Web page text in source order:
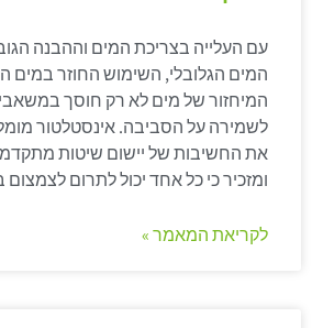
עם העלייה בצריכת המים וההבנה
המים הגלובלי, השימוש החוזר במים
המיחזור של מים לא רק חוסך
לשמירה על הסביבה. אינסטלטור
את החשיבות של יישום שיטות
ומזכיר כי כל אחד יכול לתרום
לקריאת המאמר »